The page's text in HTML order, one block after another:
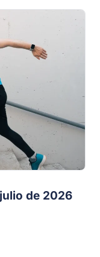
de 2026